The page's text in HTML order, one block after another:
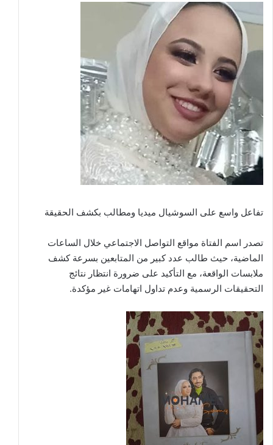
تفاعل واسع على السوشيال ميديا ومطالب بكشف الحقيقة
تصدر اسم الفتاة مواقع التواصل الاجتماعي خلال الساعات
الماضية، حيث طالب عدد كبير من المتابعين بسرعة كشف
ملابسات الواقعة، مع التأكيد على ضرورة انتظار نتائج
التحقيقات الرسمية وعدم تداول اتهامات غير مؤكدة.